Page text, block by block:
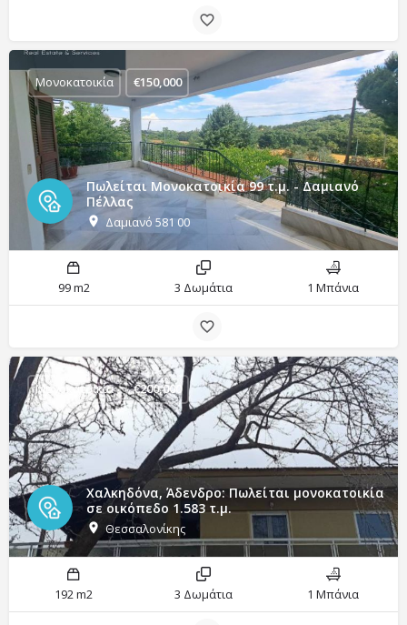
Πωλείται Μονοκατοικία 99 τ.μ. - Δαμιανό
Πέλλας
Δαμιανό 581 00
Μονοκατοικία €150,000
99 m2 3 Δωμάτια 1 Μπάνια
Χαλκηδόνα, Άδενδρο: Πωλείται μονοκατοικία
σε οικόπεδο 1.583 τ.μ.
Θεσσαλονίκης
Μονοκατοικία €200,000
192 m2 3 Δωμάτια 1 Μπάνια